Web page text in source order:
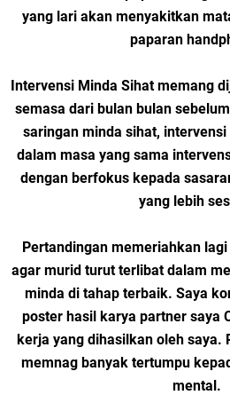
yang lari akan menyakitkan
paparan
Intervensi Minda Sihat memang
semasa dari bulan bulan
saringan minda sihat,
dalam masa yang sama
dengan berfokus kepada
yang lebih
Pertandingan memeriahkan
agar murid turut terlibat dalam
minda di tahap terbaik. Saya
poster hasil karya partner saya
kerja yang dihasilkan oleh saya.
memnag banyak tertumpu
mental.